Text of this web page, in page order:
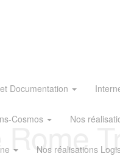
Documentation
Cosmos Nos
Nos réalisations